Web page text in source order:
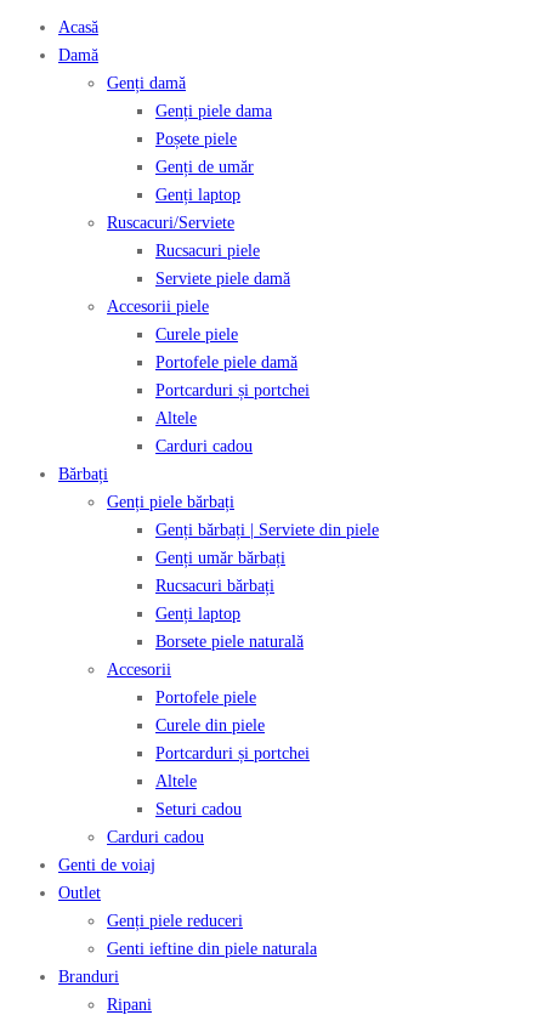
Acasă
Damă
Genți damă
Genți piele dama
Poșete piele
Genți de umăr
Genți laptop
Ruscacuri/Serviete
Rucsacuri piele
Serviete piele damă
Accesorii piele
Curele piele
Portofele piele damă
Portcarduri și portchei
Altele
Carduri cadou
Bărbați
Genți piele bărbați
Genți bărbați | Serviete din piele
Genți umăr bărbați
Rucsacuri bărbați
Genți laptop
Borsete piele naturală
Accesorii
Portofele piele
Curele din piele
Portcarduri și portchei
Altele
Seturi cadou
Carduri cadou
Genti de voiaj
Outlet
Genți piele reduceri
Genti ieftine din piele naturala
Branduri
Ripani